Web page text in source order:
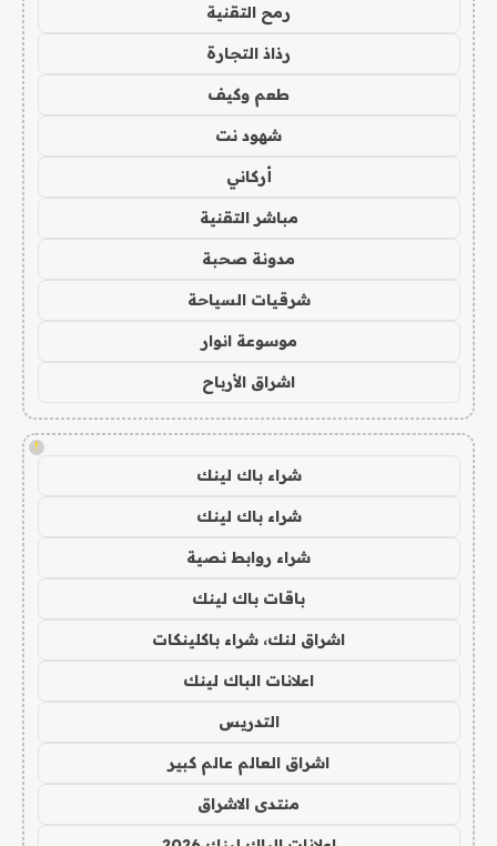
رمح التقنية
رذاذ التجارة
طعم وكيف
شهود نت
أركاني
مباشر التقنية
مدونة صحبة
شرقيات السياحة
موسوعة انوار
اشراق الأرباح
!
شراء باك لينك
شراء باك لينك
شراء روابط نصية
باقات باك لينك
اشراق لنك، شراء باكلينكات
اعلانات الباك لينك
التدريس
اشراق العالم عالم كبير
منتدى الاشراق